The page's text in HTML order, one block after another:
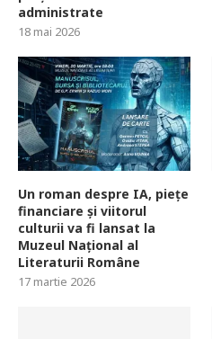
administrate
18 mai 2026
Un roman despre IA, piețe
financiare și viitorul
culturii va fi lansat la
Muzeul Național al
Literaturii Române
17 martie 2026